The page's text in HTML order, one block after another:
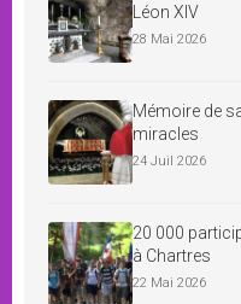
Léon XIV
28 Mai 2026
Mémoire de
miracles
24 Juil 2026
20 000
à Chartres
22 Mai 2026